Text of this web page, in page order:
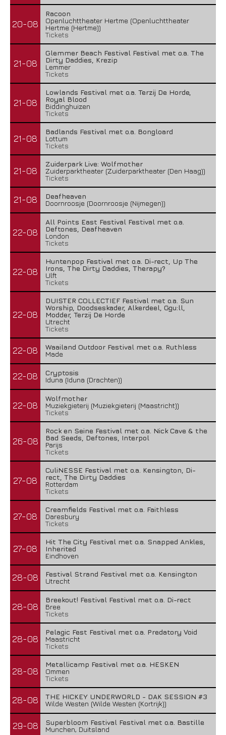
20-08
Racoon
Openluchttheater Hertme (Openluchttheater
Hertme (Hertme))
Tickets
21-08
Glemmer Beach Festival Festival met o.a. The
Dirty Daddies, Krezip
Lemmer
Tickets
21-08
Lowlands Festival met o.a. Terzij De Horde,
Royal Blood
Biddinghuizen
Tickets
21-08
Badlands Festival met o.a. Bongloard
Lottum
Tickets
21-08
Zuiderpark Live: Wolfmother
Zuiderparktheater (Zuiderparktheater (Den Haag))
Tickets
21-08
Deafheaven
Doornroosje (Doornroosje (Nijmegen))
22-08
All Points East Festival Festival met o.a.
Deftones, Deafheaven
London
Tickets
22-08
Huntenpop Festival met o.a. Di-rect, Up The
Irons, The Dirty Daddies, Therapy?
Ulft
Tickets
22-08
DUISTER COLLECTIEF Festival met o.a. Sun
Worship, Doodseskader, Alkerdeel, Ggu:ll,
Modder, Terzij De Horde
Utrecht
Tickets
22-08
Waailand Outdoor Festival met o.a. Ruthless
Made
22-08
Cryptosis
Iduna (Iduna (Drachten))
22-08
Wolfmother
Muziekgieterij (Muziekgieterij (Maastricht))
Tickets
26-08
Rock en Seine Festival met o.a. Nick Cave & the
Bad Seeds, Deftones, Interpol
Parijs
Tickets
27-08
CuliNESSE Festival met o.a. Kensington, Di-
rect, The Dirty Daddies
Rotterdam
Tickets
27-08
Creamfields Festival met o.a. Faithless
Daresbury
Tickets
27-08
Hit The City Festival met o.a. Snapped Ankles,
Inherited
Eindhoven
28-08
Festival Strand Festival met o.a. Kensington
Utrecht
28-08
Breekout! Festival Festival met o.a. Di-rect
Bree
Tickets
28-08
Pelagic Fest Festival met o.a. Predatory Void
Maastricht
Tickets
28-08
Metallicamp Festival met o.a. HESKEN
Ommen
Tickets
28-08
THE HICKEY UNDERWORLD - DAK SESSION #3
Wilde Westen (Wilde Westen (Kortrijk))
29-08
Superbloom Festival Festival met o.a. Bastille
Munchen, Duitsland